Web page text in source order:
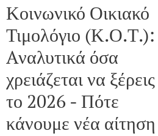
Κοινωνικό Οικιακό
Τιμολόγιο (Κ.Ο.Τ.):
Aναλυτικά όσα
χρειάζεται να ξέρεις
το 2026 - Πότε
κάνουμε νέα αίτηση